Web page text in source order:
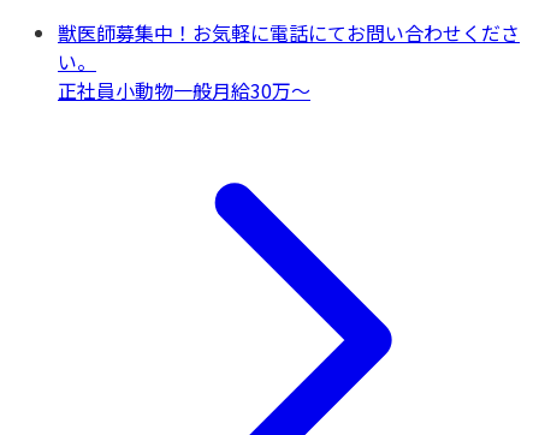
獣医師募集中！お気軽に電話にてお問い合わせくださ
い。
正社員小動物一般月給30万〜